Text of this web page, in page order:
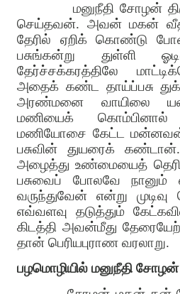
மனுநீதி சோழன்
செய்தவன். அவன் மகன்
தேரில் ஏறிக் கொண்டு
பசுங்கன்று துள்ளி
தேர்ச்சக்கரத்திலே
அதைக் கண்ட தாய்ப்பசு
அரண்மனை வாயிலை
மணியைக்
மணியோசை கேட்ட
பசுவின் துயரைக்
அழைத்து உண்மையைத்
பசுவைப் போலவே
வருந்துவேன் என்று
எவ்வளவு தடுத்தும்
கிடத்தி அவன்மீது
தான் பெரியபுராண வரலாறு.
பழமொழியில் மனுநீதி சோழன்